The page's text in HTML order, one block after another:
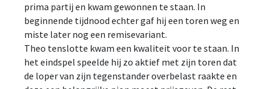
prima partij en kwam gewonnen te staan. In
beginnende tijdnood echter gaf hij een toren weg en
miste later nog een remisevariant.
Theo tenslotte kwam een kwaliteit voor te staan. In
het eindspel speelde hij zo aktief met zijn toren dat
de loper van zijn tegenstander overbelast raakte en